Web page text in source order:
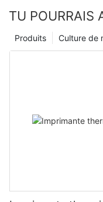
TU POURRAIS
Culture de
Produits